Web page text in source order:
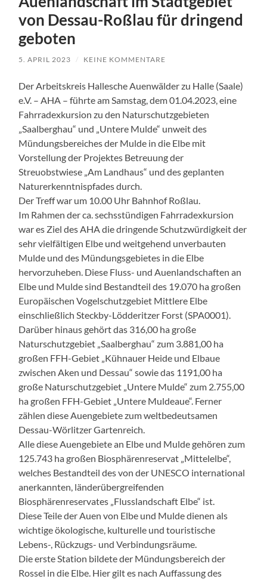
von Dessau-Roßlau für dringend
geboten
5. APRIL 2023 / KEINE KOMMENTARE
Der Arbeitskreis Hallesche Auenwälder zu Halle (Saale)
e.V. – AHA – führte am Samstag, dem 01.04.2023, eine
Fahrradexkursion zu den Naturschutzgebieten
„Saalberghau“ und „Untere Mulde“ unweit des
Mündungsbereiches der Mulde in die Elbe mit
Vorstellung der Projektes Betreuung der
Streuobstwiese „Am Landhaus“ und des geplanten
Naturerkenntnispfades durch.
Der Treff war um 10.00 Uhr Bahnhof Roßlau.
Im Rahmen der ca. sechsstündigen Fahrradexkursion
war es Ziel des AHA die dringende Schutzwürdigkeit der
sehr vielfältigen Elbe und weitgehend unverbauten
Mulde und des Mündungsgebietes in die Elbe
hervorzuheben. Diese Fluss- und Auenlandschaften an
Elbe und Mulde sind Bestandteil des 19.070 ha großen
Europäischen Vogelschutzgebiet Mittlere Elbe
einschließlich Steckby-Lödderitzer Forst (SPA0001).
Darüber hinaus gehört das 316,00 ha große
Naturschutzgebiet „Saalberghau“ zum 3.881,00 ha
großen FFH-Gebiet „Kühnauer Heide und Elbaue
zwischen Aken und Dessau“ sowie das 1191,00 ha
große Naturschutzgebiet „Untere Mulde“ zum 2.755,00
ha großen FFH-Gebiet „Untere Muldeaue“. Ferner
zählen diese Auengebiete zum weltbedeutsamen
Dessau-Wörlitzer Gartenreich.
Alle diese Auengebiete an Elbe und Mulde gehören zum
125.743 ha großen Biosphärenreservat „Mittelelbe“,
welches Bestandteil des von der UNESCO international
anerkannten, länderübergreifenden
Biosphärenreservates „Flusslandschaft Elbe“ ist.
Diese Teile der Auen von Elbe und Mulde dienen als
wichtige ökologische, kulturelle und touristische
Lebens-, Rückzugs- und Verbindungsräume.
Die erste Station bildete der Mündungsbereich der
Rossel in die Elbe. Hier gilt es nach Auffassung des